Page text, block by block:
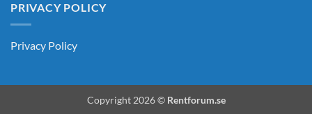
PRIVACY POLICY
Privacy Policy
Copyright 2026 © Rentforum.se